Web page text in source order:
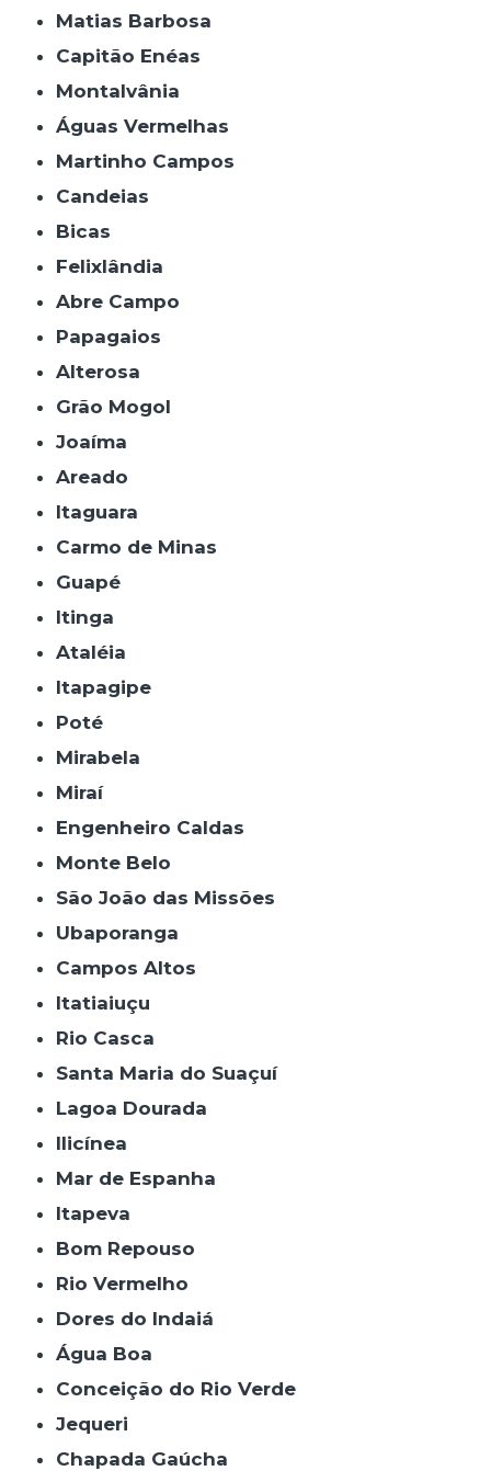
Matias Barbosa
Capitão Enéas
Montalvânia
Águas Vermelhas
Martinho Campos
Candeias
Bicas
Felixlândia
Abre Campo
Papagaios
Alterosa
Grão Mogol
Joaíma
Areado
Itaguara
Carmo de Minas
Guapé
Itinga
Ataléia
Itapagipe
Poté
Mirabela
Miraí
Engenheiro Caldas
Monte Belo
São João das Missões
Ubaporanga
Campos Altos
Itatiaiuçu
Rio Casca
Santa Maria do Suaçuí
Lagoa Dourada
Ilicínea
Mar de Espanha
Itapeva
Bom Repouso
Rio Vermelho
Dores do Indaiá
Água Boa
Conceição do Rio Verde
Jequeri
Chapada Gaúcha